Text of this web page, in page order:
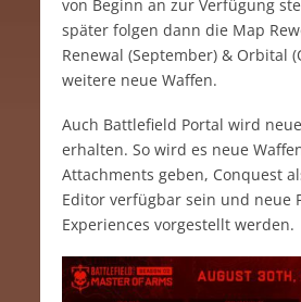
von Beginn an zur Verfügung
später folgen dann die Map
Renewal (September) & Orbital
weitere neue Waffen.
Auch Battlefield Portal wird
erhalten. So wird es neue
Attachments geben, Conquest
Editor verfügbar sein und neue
Experiences vorgestellt werden.